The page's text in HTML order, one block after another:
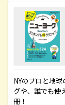
NYのプロと地
グや、誰でも使
冊！